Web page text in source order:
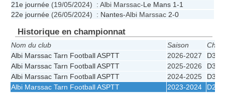
21e journée (19/05/2024) : Albi Marssac-Le Mans 1-1
22e journée (26/05/2024) : Nantes-Albi Marssac 2-0
Historique en championnat
Nom du club Saison
Albi Marssac Tarn Football ASPTT
2026-2027
D3
Albi Marssac Tarn Football ASPTT
2025-2026
D3
Albi Marssac Tarn Football ASPTT
2024-2025
D3
Albi Marssac Tarn Football ASPTT
2023-2024
D2